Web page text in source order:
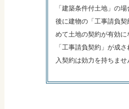
「建築条件付土地」の
後に建物の「工事請負
めて土地の契約が有効
「工事請負契約」が成
入契約は効力を持ちませ